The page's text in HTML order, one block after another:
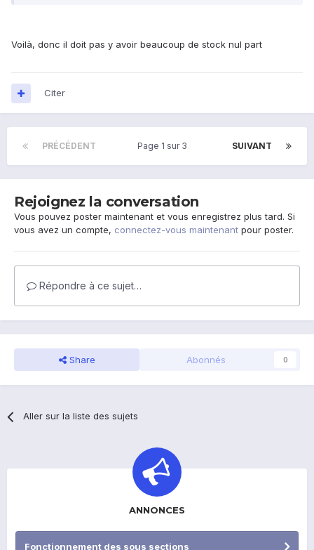
Voilà, donc il doit pas y avoir beaucoup de stock nul part
Citer
PRÉCÉDENT SUIVANT
Page 1 sur 3
Rejoignez la conversation
Vous pouvez poster maintenant et vous enregistrez plus tard. Si
vous avez un compte, connectez-vous maintenant pour poster.
Répondre à ce sujet…
Share Abonnés 0
Aller sur la liste des sujets
ANNONCES
Fonctionnement des sous sections